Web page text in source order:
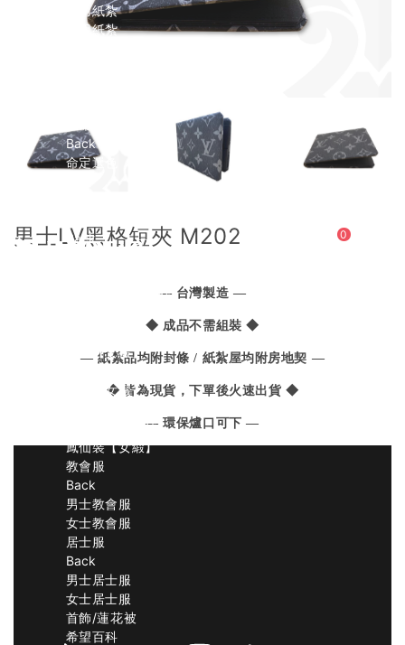
0
男用紙紮
女用紙紮
Back
命定選色
Back
長袍馬褂【天然絲】
衣裙【女緞】
旗袍【女緞】
鳳仙裝【彩色絲】
鳳仙裝【女緞】
教會服
Back
男士教會服
女士教會服
居士服
Back
男士居士服
女士居士服
首飾/蓮花被
希望百科
男士LV黑格短夾 M202
— 台灣製造 —
◆ 成品不需組裝 ◆
— 紙紮品均附封條 / 紙紮屋均附房地契 —
◆ 皆為現貨，下單後火速出貨 ◆
— 環保爐口可下 —